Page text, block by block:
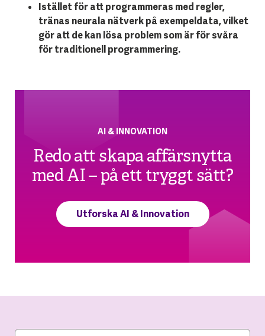
Istället för att programmeras med regler,
tränas neurala nätverk på exempeldata, vilket
gör att de kan lösa problem som är för svåra
för traditionell programmering.
AI & INNOVATION
Redo att skapa affärsnytta
med AI – på ett tryggt sätt?
Utforska AI & Innovation